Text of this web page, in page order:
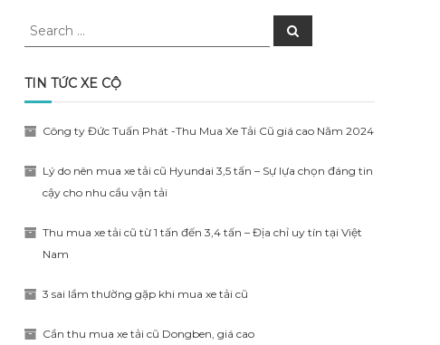
Search
Search
TIN TỨC XE CỘ
Công ty Đức Tuấn Phát -Thu Mua Xe Tải Cũ giá cao Năm 2024
Lý do nên mua xe tải cũ Hyundai 3,5 tấn – Sự lựa chọn đáng tin
cậy cho nhu cầu vận tải
Thu mua xe tải cũ từ 1 tấn đến 3,4 tấn – Địa chỉ uy tín tại Việt
Nam
3 sai lầm thường gặp khi mua xe tải cũ
Cần thu mua xe tải cũ Dongben, giá cao